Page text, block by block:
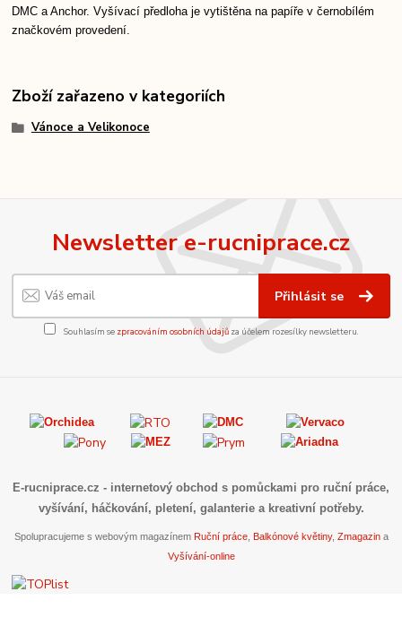
DMC a Anchor. Vyšívací předloha je vytištěna na papíře v černobílém
značkovém provedení.
Zboží zařazeno v kategoriích
Vánoce a Velikonoce
Newsletter e-rucniprace.cz
Přihlásit se
Souhlasím se zpracováním osobních údajůza účelem rozesílky newsletteru.
E-rucniprace.cz - internetový obchod s pomůckami pro ruční práce,
vyšívání, háčkování, pletení, galanterie a kreativní potřeby.
Spolupracujeme s webovým magazínem Ruční práce, Balkónové květiny, Zmagazina
Vyšívání-online